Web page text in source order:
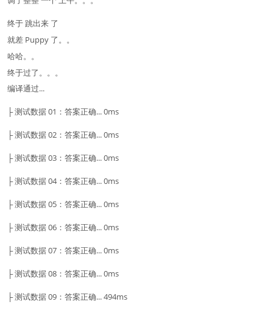
终于 跳出来 了
就差 Puppy 了。。
哈哈。。
终于过了。。。
编译通过...
├ 测试数据 01：答案正确... 0ms
├ 测试数据 02：答案正确... 0ms
├ 测试数据 03：答案正确... 0ms
├ 测试数据 04：答案正确... 0ms
├ 测试数据 05：答案正确... 0ms
├ 测试数据 06：答案正确... 0ms
├ 测试数据 07：答案正确... 0ms
├ 测试数据 08：答案正确... 0ms
├ 测试数据 09：答案正确... 494ms